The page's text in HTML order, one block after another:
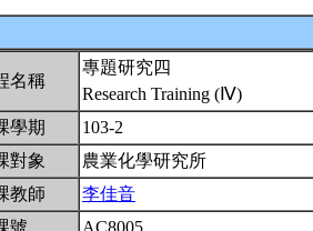
名稱
專題研究四
Research Training (Ⅳ)
學期
103-2
對象
農業化學研究所
教師
李佳音
號
AC8005